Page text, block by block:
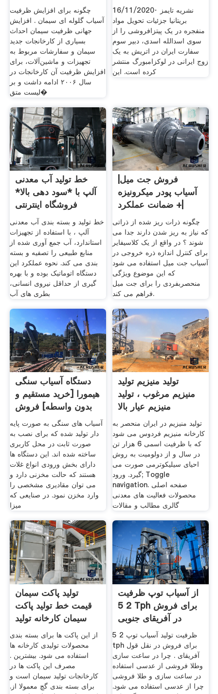
چگونه برای افزایش ظرفیت
آسیاب گلوله ای سیمان . افزایش
جهانی ظرفیت سیمان احداث
بسیاری از کارخانجات جدید
سیمان و سفارشات مربوط به
تجهیزات و ماشین‌آلات، برای
افزایش ظرفیت آن کارخانجات در
سال ۲۰۰۶ ادامه داشت و بر
لیست متق�
16/11/2020· نشریه تایمز
بریتانیا جزئیات تحویل مواد
منفجره در یک پیتزافروشی را از
سوی اسدالله اسدی، دبیر سوم
سفارت ایران در اتریش به یک
زوج ایرانی در لوکزامبورگ منتشر
کرده است. این
خط تولید آب معدنی
آلپ با *سود دهی بالا*
فروشگاه اینترنتی
خط تولید و بسته بندی آب معدنی
آلپ ، با استفاده از تجهیزات
استاندارد، آب جمع آوری شده از
منابع طبیعی را تصفیه و بسته
بندی می کند. نحوه عملکرد این
دستگاه اتوماتیک بوده و با بهره
گیری از حداقل نیروی انسانی،
بطری های آب
فروش جت میل|
آسیاب پودر میکرونیزه
|+ ضمانت عملکرد
چگونه ذرات ریز شده از ذراتی
که نیاز به ریز شدن دارند جدا می
شوند ؟ در واقع از یک کلاسیفایر
برای کنترل اندازه ذره خروجی در
آسیاب جت میل استفاده می شود
که این موضوع ویژگی
منحصربفردی را برای جت میل
فراهم می کند.
دستگاه آسیاب سنگی
هیمورا [خرید مستقیم و
بدون واسطه] فروش
آسیاب های سنگی به صورت پایه
دار تولید شده که برای نصب به
صورت ثابت در محل کاربری
ساخته شده اند. این دستگاه ها
دارای بخش ورودی انواع غلات
هستند که حالت مخزنی دارد و
می توان مقادیری مشخصی را
وارد مخزن نمود. در صنایعی که
میزا
تولید منیزیم تولید
منیزیم مرغوب ، تولید
منیزیم عیار بالا
تولید منیزیم در ایران منحصر به
کارخانه منیزیم فردوس می شود
که با ظرفیت اسمی 6 هزار تن
در سال و از دولومیت به روش
احیای سیلیکوترمی صورت می
گیرد. ورود; Toggle
navigation. صفحه اصلی
محصولات فعالیت های معدنی
گالری مطالب و مقالات
تولید پاکت سیمان
قیمت خط تولید پاکت
سیمان کارخانه تولید
از این پاکت ها برای بسته بندی
محصولات تولیدی کارخانه ها
استفاده می شود. بیشترین .
مصرف این پاکت ها در
کارخانجات تولید سیمان است و
برای بسته بندی گچ معمولا از.
از آسیاب توپ ظرفیت
2 5 Tph برای فروش
در آفریقای جنوبی
ظرفیت تولید آسیاب توپ 2 5
tph برای فروش در نقل قول
آفریقای . چرا در ساعت سازی
وطلا فروشی از عدسی استفاده
در ساعت سازی و طلا فروشی
چرا از عدسی استفاده می شود.